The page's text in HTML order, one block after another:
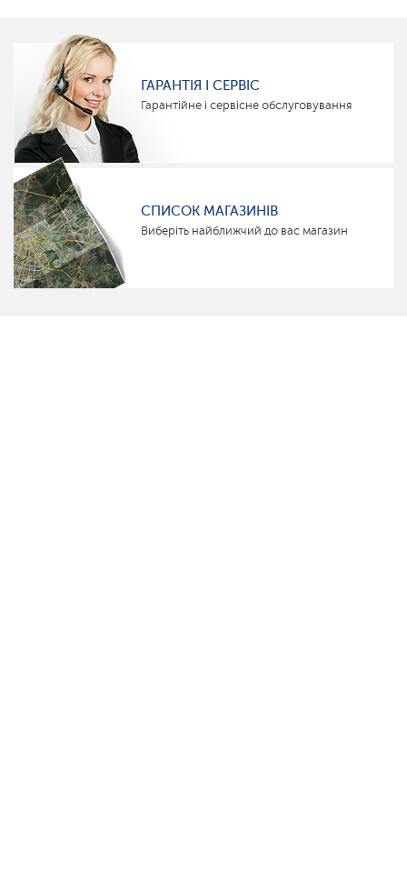
ГАРАНТІЯ І СЕРВІС
Гарантійне і сервісне обслуговування
СПИСОК МАГАЗИНІВ
Виберіть найближчий до вас магазин